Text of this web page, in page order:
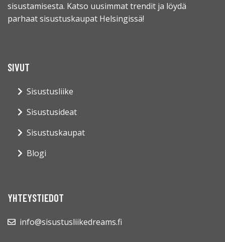
sisustamisesta. Katso uusimmat trendit ja löydä
parhaat sisustuskaupat Helsingissä!
SIVUT
Sisustusliike
Sisustusideat
Sisustuskaupat
Blogi
YHTEYSTIEDOT
info@sisustusliikedreams.fi